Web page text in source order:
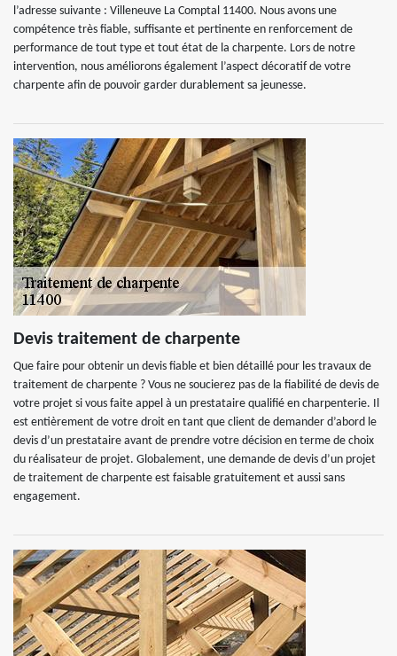
l’adresse suivante : Villeneuve La Comptal 11400. Nous avons une
compétence très fiable, suffisante et pertinente en renforcement de
performance de tout type et tout état de la charpente. Lors de notre
intervention, nous améliorons également l’aspect décoratif de votre
charpente afin de pouvoir garder durablement sa jeunesse.
Devis traitement de charpente
Que faire pour obtenir un devis fiable et bien détaillé pour les travaux de
traitement de charpente ? Vous ne soucierez pas de la fiabilité de devis de
votre projet si vous faite appel à un prestataire qualifié en charpenterie. Il
est entièrement de votre droit en tant que client de demander d’abord le
devis d’un prestataire avant de prendre votre décision en terme de choix
du réalisateur de projet. Globalement, une demande de devis d’un projet
de traitement de charpente est faisable gratuitement et aussi sans
engagement.